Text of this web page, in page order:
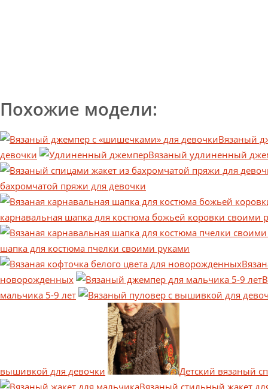
Похожие модели:
Вязаный
девочки
Вязаный удлиненный
бахромчатой пряжи для девочки
карнавальная шапка для костюма божьей коровки своими
шапка для костюма пчелки своими руками
новорожденных
мальчика 5-9 лет
вышивкой для девочки
Детский вязаный
Вязаный стильный жакет